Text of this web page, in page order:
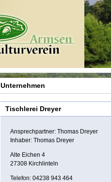
Unternehmen
Tischlerei Dreyer
Ansprechpartner: Thomas Dreyer
Inhaber: Thomas Dreyer
Alte Eichen 4
27308 Kirchlinteln
Telefon: 04238 943 464